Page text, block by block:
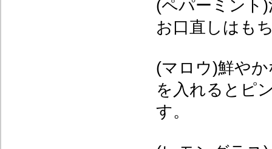
(ペパーミント
お口直しはも
(マロウ)鮮や
を入れるとピ
す。